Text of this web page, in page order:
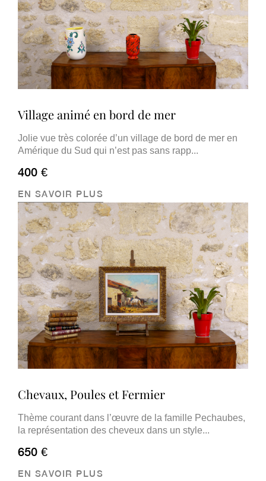
Village animé en bord de mer
Jolie vue très colorée d’un village de bord de mer en
Amérique du Sud qui n’est pas sans rapp...
400 €
EN SAVOIR PLUS
Chevaux, Poules et Fermier
Thème courant dans l’œuvre de la famille Pechaubes,
la représentation des cheveux dans un style...
650 €
EN SAVOIR PLUS